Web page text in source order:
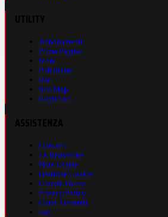
Abbonamenti
Prima Pagina
Store
Pubblicità
Rss
Site Map
Registrati
Contatti
La Redazione
Nota Legale
Gestione Cookie
Cookie Policy
Privacy Policy
Cond. Generali
Faq